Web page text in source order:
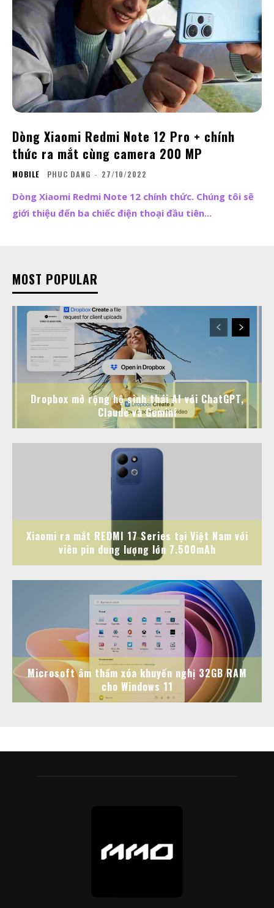
Dòng Xiaomi Redmi Note 12 Pro + chính
thức ra mắt cùng camera 200 MP
MOBILE PHUC DANG - 27/10/2022
Dòng Xiaomi Redmi Note 12 chính thức. Chúng tôi sẽ
giới thiệu đến ba chiếc điện thoại đầu tiên...
MOST POPULAR
Dropbox mở rộng hệ sinh thái AI với ChatGPT,
Claude và Gemini
Xiaomi ra mắt REDMI 17 Series tại Việt Nam với
viên pin dung lượng lớn 7.500mAh
Microsoft âm thầm xóa khuyến nghị 32GB RAM
cho Windows 11